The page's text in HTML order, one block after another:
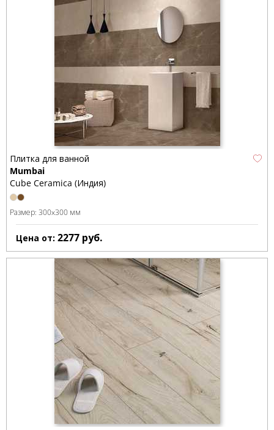
Плитка для ванной
Mumbai
Cube Ceramica (Индия)
Размер: 300x300 мм
Цена от: 2277 руб.